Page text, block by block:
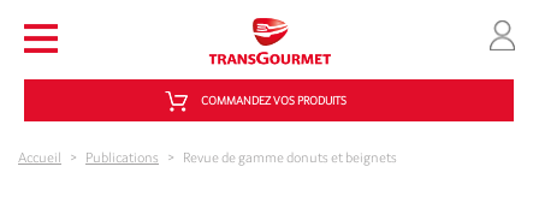
COMMANDEZ VOS PRODUITS
Accueil > Publications > Revue de gamme donuts et beignets